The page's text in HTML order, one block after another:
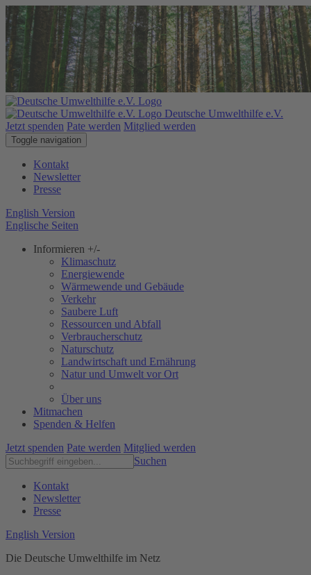
Deutsche Umwelthilfe e.V.
Jetzt spenden Pate werden Mitglied werden
Toggle navigation
Kontakt
Newsletter
Presse
English Version
Englische Seiten
Informieren +/-
Klimaschutz
Energiewende
Wärmewende und Gebäude
Verkehr
Saubere Luft
Ressourcen und Abfall
Verbraucherschutz
Naturschutz
Landwirtschaft und Ernährung
Natur und Umwelt vor Ort
Über uns
Mitmachen
Spenden & Helfen
Jetzt spenden Pate werden Mitglied werden
Suchen
Kontakt
Newsletter
Presse
English Version
Die Deutsche Umwelthilfe im Netz